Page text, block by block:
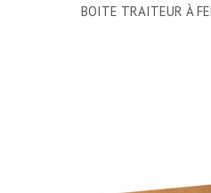
BOITE TRAITEUR À